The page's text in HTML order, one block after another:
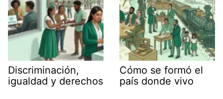
Discriminación,
igualdad y derechos
Cómo se formó el
país donde vivo